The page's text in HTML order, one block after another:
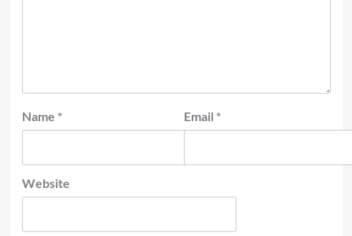
Name * Email *
Website